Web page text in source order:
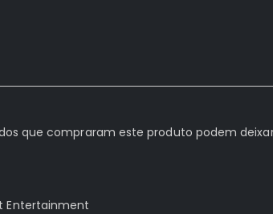
que compraram este produto podem
Entertainment